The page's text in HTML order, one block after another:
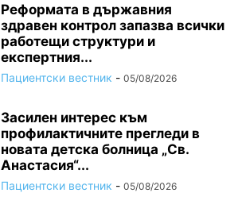
Реформата в държавния
здравен контрол запазва всички
работещи структури и
експертния...
Пациентски вестник - 05/08/2026
Засилен интерес към
профилактичните прегледи в
новата детска болница „Св.
Анастасия“...
Пациентски вестник - 05/08/2026